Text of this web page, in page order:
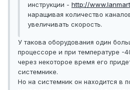
инструкции - http://
наращивая количество
увеличивать скорость.
У такова оборудования один
процессоре и при температуре -
через некоторое время его
системнике.
Но на системник он находится в